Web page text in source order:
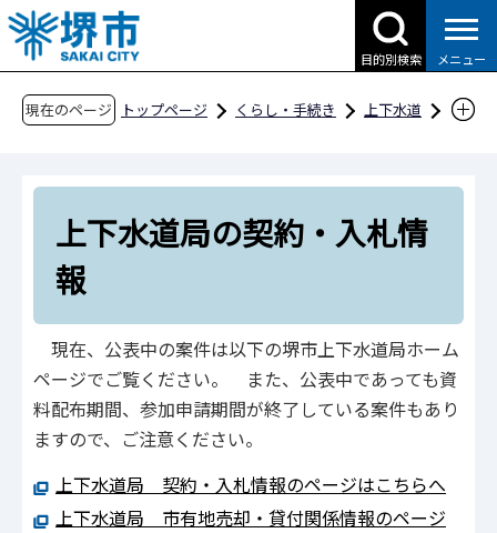
こ
の
ペ
目的別検索 メニュー
現在のページ トップページ くらし・手続き
上下水道
上下水道局の契約・入札情
報
現在、公表中の案件は以下の堺市上下水道局ホーム
ページでご覧ください。 また、公表中であっても資
料配布期間、参加申請期間が終了している案件もあり
ますので、ご注意ください。
上下水道局 契約・入札情報のページはこちらへ
上下水道局 市有地売却・貸付関係情報のページ